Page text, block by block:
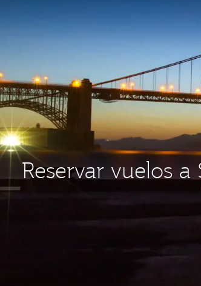
Reservar vuelos